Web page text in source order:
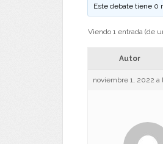
Este debate tiene 0
Viendo 1 entrada (de
Autor
noviembre 1, 2022 a